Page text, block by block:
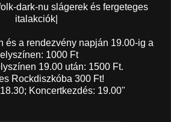
dark-nu slágerek és fergeteges
italakciók|
és a rendezvény napján 19.00-ig a
1000 Ft
19.00 után: 1500 Ft.
Rockdiszkóba 300 Ft!
Koncertkezdés: 19.00"